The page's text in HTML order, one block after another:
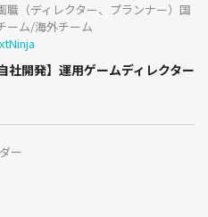
職（ディレクター、プランナー）国
ーム/海外チーム
自社開発】運用ゲームディレクター
ー